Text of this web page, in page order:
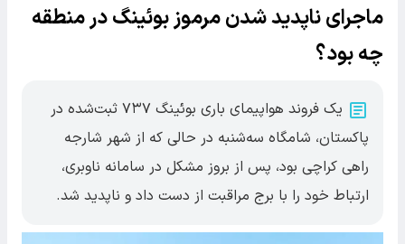
ماجرای ناپدید شدن مرموز بوئینگ در منطقه
چه بود؟
یک فروند هواپیمای باری بوئینگ ۷۳۷ ثبت‌شده در
پاکستان، شامگاه سه‌شنبه در حالی که از شهر شارجه
راهی کراچی بود، پس از بروز مشکل در سامانه ناوبری،
ارتباط خود را با برج مراقبت از دست داد و ناپدید شد.